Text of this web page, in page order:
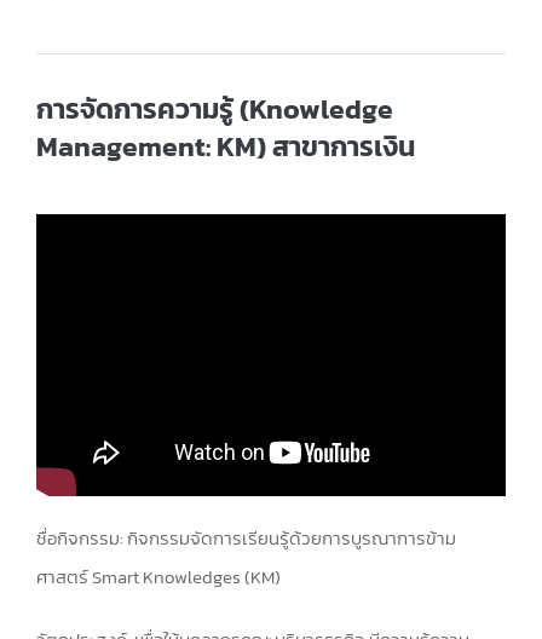
การจัดการความรู้ (Knowledge
Management: KM) สาขาการเงิน
ชื่อกิจกรรม: กิจกรรมจัดการเรียนรู้ด้วยการบูรณาการข้าม
ศาสตร์ Smart Knowledges (KM)